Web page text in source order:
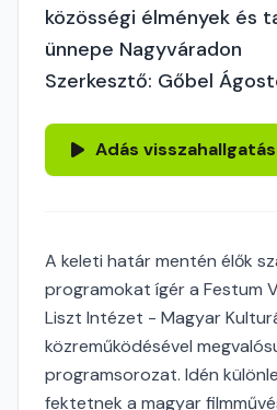
közösségi élmények és
ünnepe Nagyváradon
Szerkesztő: Gőbel
Adás
A keleti határ mentén élők
programokat ígér a Festum
Liszt Intézet - Magyar
közreműködésével
programsorozat. Idén
fektetnek a magyar